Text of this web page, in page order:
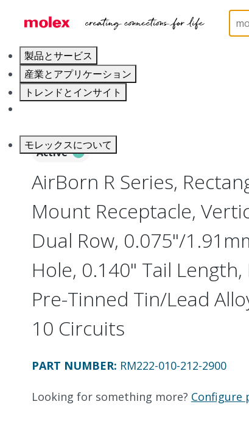
製品とサービス
産業とアプリケーション
トレンドとインサイト
モレックスについて
Board-to-Board
Active
AirBorn R Series,
Mount Receptacle,
Dual Row, 0.075"/
Hole, 0.140" Tail Length,
Pre-Tinned Tin/Lead
10 Circuits
PART NUMBER: RM222-010-212-2900
Looking for something more? Configure